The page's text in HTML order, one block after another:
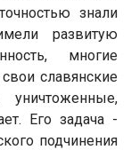
знали
развитую
многие
славянские
уничтоженные,
Его задача -
подчинения